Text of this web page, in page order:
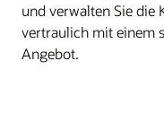
und verwalten Sie die
vertraulich mit einem
Angebot.